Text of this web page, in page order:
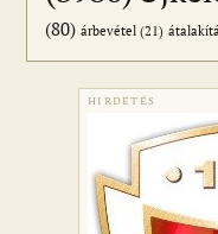
(80) árbevétel (21)
HIRDETÉS